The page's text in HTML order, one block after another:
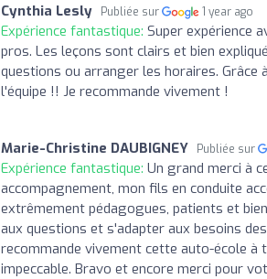
Cynthia Lesly Publiée sur 1 year ago
Expérience fantastique: Super expérience
pros. Les leçons sont clairs et bien
questions ou arranger les horaires. Grâce
l'équipe !! Je recommande vivement !
Marie-Christine DAUBIGNEY Publiée sur
Expérience fantastique: Un grand merci à
accompagnement, mon fils en conduite
extrêmement pédagogues, patients et
aux questions et s'adapter aux besoins
recommande vivement cette auto-école à
impeccable. Bravo et encore merci pour